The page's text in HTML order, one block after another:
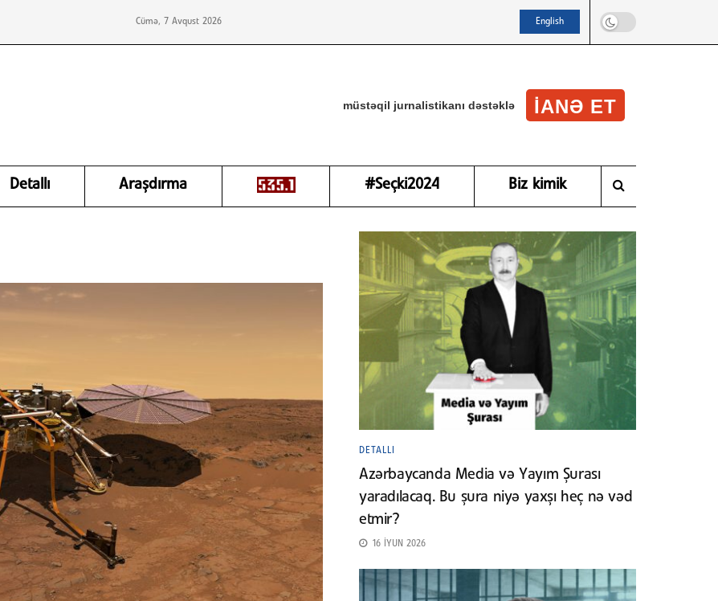
Cümə, 7 Avqust 2026 English
müstəqil jurnalistikanı dəstəklə IANƏ ET
Detallı Araşdırma #Seçki2024 Biz kimik
DETALLI
Azərbaycanda Media və Yayım Şurası
yaradılacaq. Bu şura niyə yaxşı heç nə vəd
etmir?
16 İYUN 2026